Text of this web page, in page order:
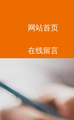
网站首页
在线留言